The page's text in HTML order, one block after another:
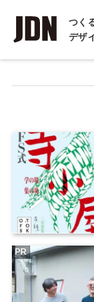
つく
デザ
インタビュ
コラム
PR